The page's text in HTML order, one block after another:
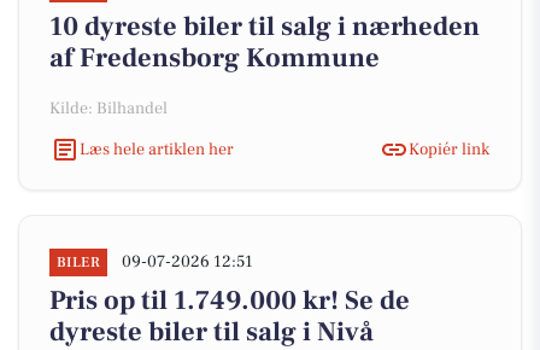
10 dyreste biler til salg i nærheden
af Fredensborg Kommune
Kilde: Bilhandel
Læs hele artiklen her
Kopiér link
BILER 09-07-2026 12:51
Pris op til 1.749.000 kr! Se de
dyreste biler til salg i Nivå